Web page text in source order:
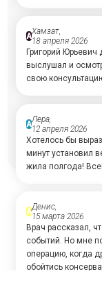
АХамзат,
18 апреля 2026
Григорий
выслушал и
свою
АЛера,
12 апреля 2026
Хотелось бы
минут установил
жила полгода!
АДенис,
15 марта 2026
Врач рассказал,
событий. Но мне
операцию, когда
обойтись